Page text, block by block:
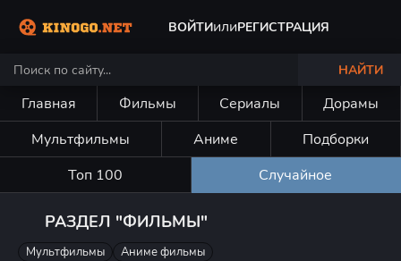
ВОЙТИилиРЕГИСТРАЦИЯ
НАЙТИ
Главная Фильмы Сериалы
Дорамы
Мультфильмы
Аниме
Подборки
Топ 100
Случайное
РАЗДЕЛ "ФИЛЬМЫ"
Мультфильмы Аниме фильмы